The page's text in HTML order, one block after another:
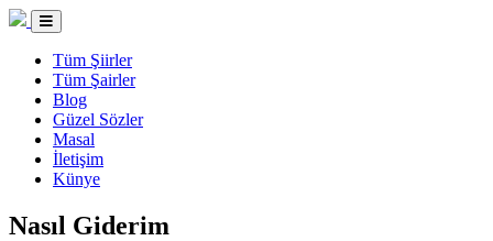
Tüm Şiirler
Tüm Şairler
Blog
Güzel Sözler
Masal
İletişim
Künye
Nasıl Giderim